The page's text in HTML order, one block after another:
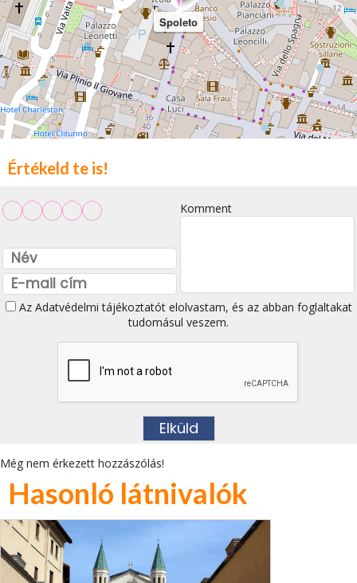
Spoleto
Értékeld te is!
Komment
Az Adatvédelmi tájékoztatótelolvastam, és az abban foglaltakat
tudomásul veszem.
Még nem érkezett hozzászólás!
Hasonló látnivalók